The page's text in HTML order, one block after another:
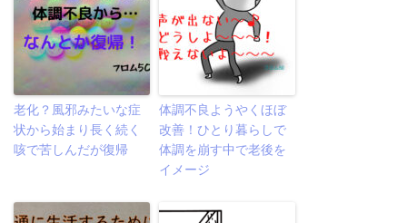
老化？風邪みたいな症
状から始まり長く続く
咳で苦しんだが復帰
体調不良ようやくほぼ
改善！ひとり暮らしで
体調を崩す中で老後を
イメージ